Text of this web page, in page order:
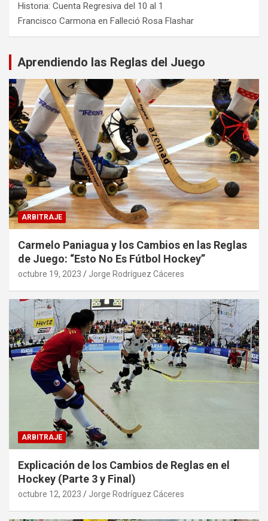
Historia: Cuenta Regresiva del 10 al 1
Francisco Carmona en Falleció Rosa Flashar
Aprendiendo las Reglas del Juego
ARBITRAJE
Carmelo Paniagua y los Cambios en las Reglas
de Juego: “Esto No Es Fútbol Hockey”
octubre 19, 2023 Jorge Rodríguez Cáceres
ARBITRAJE
Explicación de los Cambios de Reglas en el
Hockey (Parte 3 y Final)
octubre 12, 2023 Jorge Rodríguez Cáceres